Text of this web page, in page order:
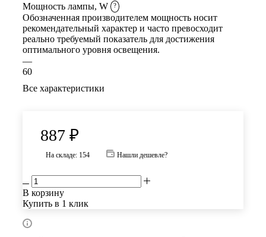
Мощность лампы, W
?
Обозначенная производителем мощность носит
рекомендательный характер и часто превосходит
реально требуемый показатель для достижения
оптимального уровня освещения.
—
60
Все характеристики
887 ₽
На складе: 154 Нашли дешевле?
В корзину
Купить в 1 клик